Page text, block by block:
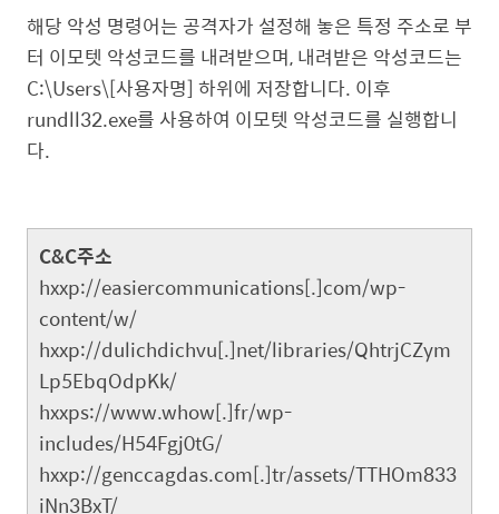
해당 악성 명령어는 공격자가 설정해 놓은 특정 주소로 부
터 이모텟 악성코드를 내려받으며, 내려받은 악성코드는
C:\Users\[사용자명] 하위에 저장합니다. 이후
rundll32.exe를 사용하여 이모텟 악성코드를 실행합니
다.
C&C주소
hxxp://easiercommunications[.]com/wp-
content/w/
hxxp://dulichdichvu[.]net/libraries/QhtrjCZym
Lp5EbqOdpKk/
hxxps://www.whow[.]fr/wp-
includes/H54Fgj0tG/
hxxp://genccagdas.com[.]tr/assets/TTHOm833
iNn3BxT/